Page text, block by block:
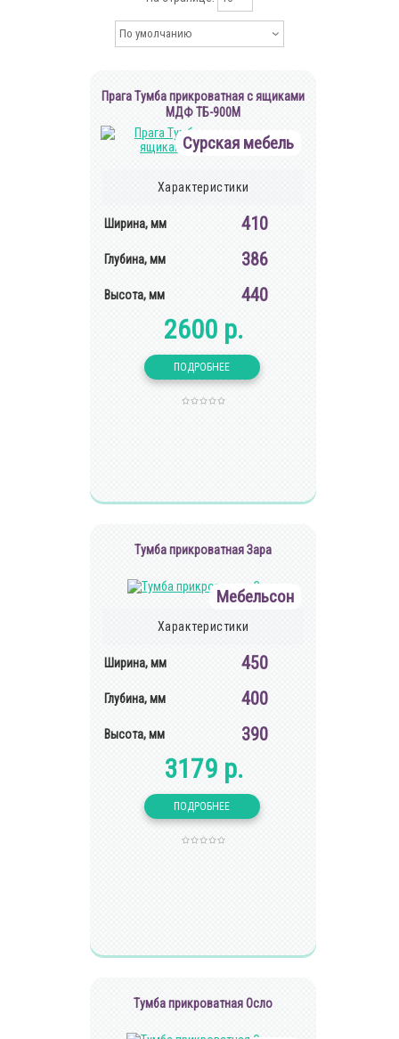
По умолчанию
Прага Тумба прикроватная с ящиками
МДФ ТБ-900М
Сурская мебель
Характеристики
Ширина, мм 410
Глубина, мм 386
Высота, мм 440
2600 р.
Тумба прикроватная Зара
Мебельсон
Характеристики
Ширина, мм 450
Глубина, мм 400
Высота, мм 390
3179 р.
Тумба прикроватная Осло